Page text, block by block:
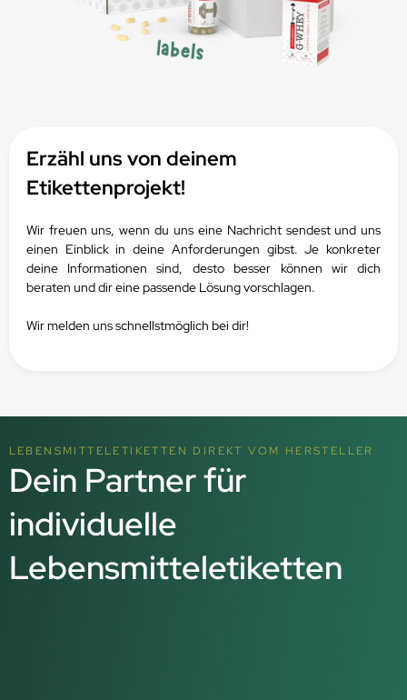
Erzähl uns von deinem
Etikettenprojekt!
Wir freuen uns, wenn du uns eine Nachricht sendest und uns
einen Einblick in deine Anforderungen gibst.Je konkreter
deine Informationen sind, desto besser können wir dich
beraten und dir eine passende Lösung vorschlagen.
Wir melden uns schnellstmöglich bei dir!
LEBENSMITTELETIKETTEN DIREKT VOM HERSTELLER
Dein Partner für
individuelle
Lebensmitteletiketten